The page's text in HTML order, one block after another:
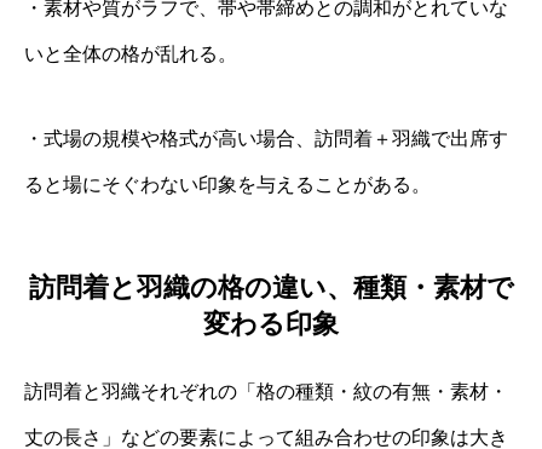
・素材や質がラフで、帯や帯締めとの調和がとれていな
いと全体の格が乱れる。
・式場の規模や格式が高い場合、訪問着＋羽織で出席す
ると場にそぐわない印象を与えることがある。
訪問着と羽織の格の違い、種類・素材で
変わる印象
訪問着と羽織それぞれの「格の種類・紋の有無・素材・
丈の長さ」などの要素によって組み合わせの印象は大き